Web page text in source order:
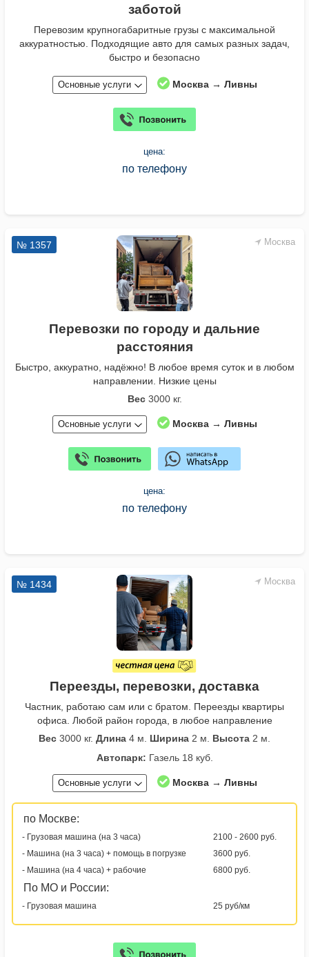
заботой
Перевозим крупногабаритные грузы с максимальной
аккуратностью. Подходящие авто для самых разных задач,
быстро и безопасно
Основные услуги Москва → Ливны
цена:
по телефону
Москва
№ 1357
Перевозки по городу и дальние
расстояния
Быстро, аккуратно, надёжно! В любое время суток и в любом
направлении. Низкие цены
Вес3000 кг.
Основные услуги Москва → Ливны
цена:
по телефону
Москва
№ 1434
Переезды, перевозки, доставка
Частник, работаю сам или с братом. Переезды квартиры
офиса. Любой район города, в любое направление
Вес 3000 кг. Длина 4 м. Ширина 2 м. Высота 2 м.
Автопарк: Газель 18 куб.
Основные услуги Москва → Ливны
по Москве:
- Грузовая машина (на 3 часа)
2100 - 2600 руб.
- Машина (на 3 часа) + помощь в погрузке
3600 руб.
- Машина (на 4 часа) + рабочие
6800 руб.
По МО и России:
- Грузовая машина 25 руб/км